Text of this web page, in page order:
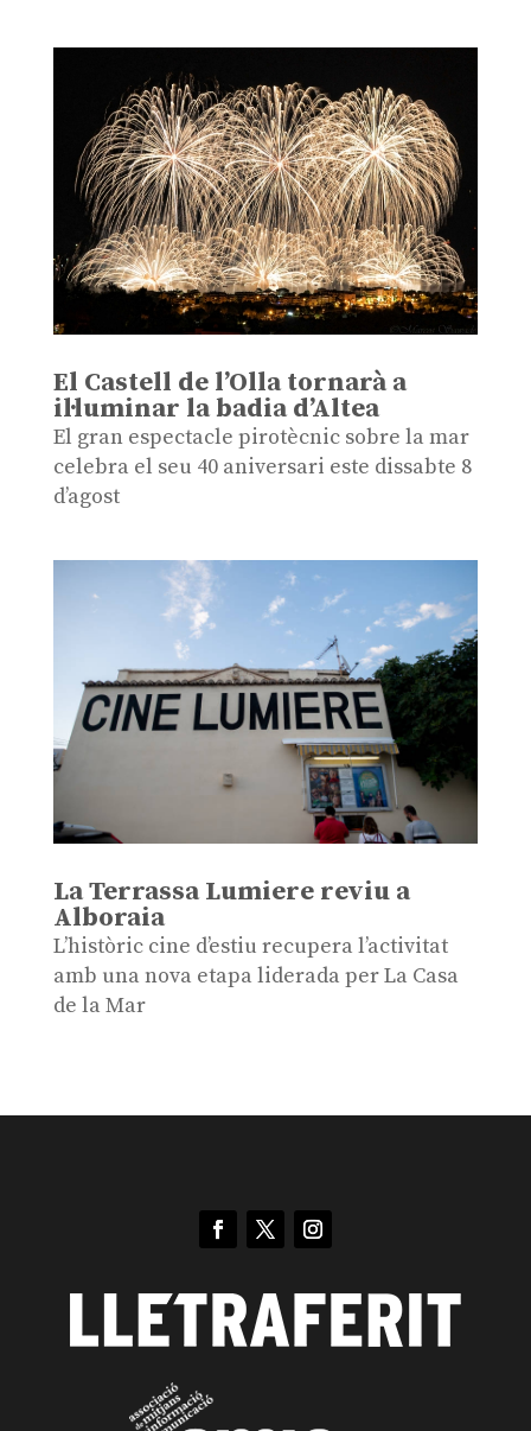
El Castell de l’Olla tornarà a
il·luminar la badia d’Altea
El gran espectacle pirotècnic sobre la mar
celebra el seu 40 aniversari este dissabte 8
d’agost
La Terrassa Lumiere reviu a
Alboraia
L’històric cine d’estiu recupera l’activitat
amb una nova etapa liderada per La Casa
de la Mar